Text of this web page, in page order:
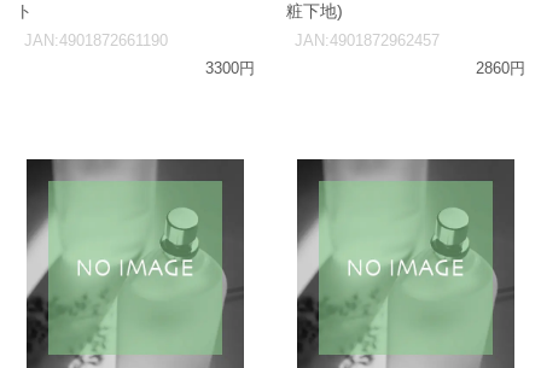
ト
JAN:4901872661190
3300円
粧下地)
JAN:4901872962457
2860円